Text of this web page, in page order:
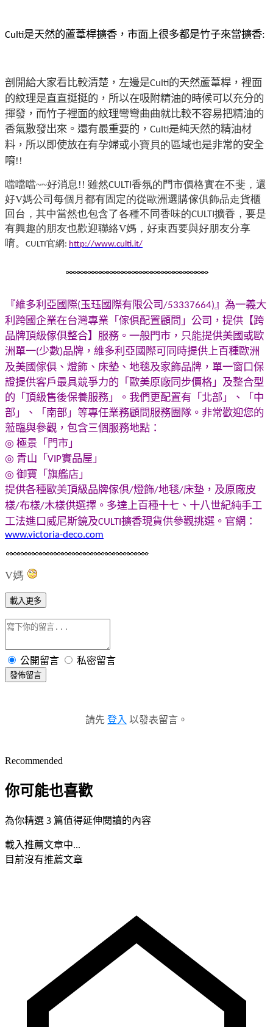
Culti是天然的蘆葦桿擴香，市面上很多都是竹子來當擴香:
剖開給大家看比較清楚，左邊是Culti的天然蘆葦桿，裡面
的紋理是直直挺挺的，所以在吸附精油的時候可以充分的
揮發，而竹子裡面的紋理彎彎曲曲就比較不容易把精油的
香氣散發出來。 還有最重要的， Culti是純天然的精油材
料，所以即使放在有孕婦或小寶貝的區域也是非常的安全
唷!!
噹噹噹~~好消息!! 雖然CULTI 香氛的門市價格實在不斐，還
好V媽公司每個月都有固定的從歐洲選購傢俱飾品走貨櫃
回台，其中當然也包含了各種不同香味的CULTI 擴香，要是
有興趣的朋友也歡迎聯絡V媽，好東西要與好朋友分享
唷。
CULTI 官網 : http://www.culti.it/
『維多利亞國際(玉珏國際有限公司/53337664)』為一義大
利跨國企業在台灣專業「傢俱配置顧問」公司，提供【跨
品牌頂級傢俱整合】服務。一般門市，只能提供美國或歐
洲單一(少數)品牌，維多利亞國際可同時提供上百種歐洲
及美國傢俱、燈飾、床墊、地毯及家飾品牌，單一窗口保
證提供客戶最具競爭力的「歐美原廠同步價格」及整合型
的「頂級售後保養服務」。我們更配置有「北部」、「中
部」、「南部」等專任業務顧問服務團隊。非常歡迎您的
蒞臨與參觀，包含三個服務地點：
◎ 極景「門市」
◎ 青山「 VIP實品屋」
◎ 御寶「旗艦店」
提供各種歐美頂級品牌傢俱/燈飾/地毯/床墊，及原廠皮
樣/布樣/木樣供選擇。多達上百種十七、十八世紀純手工
工法進口威尼斯鏡及CULTI 擴香現貨供參觀挑選 。 官網：
www.victoria-deco.com
V媽
載入更多
公開留言 私密留言
發佈留言
請先 登入 以發表留言。
Recommended
你可能也喜歡
為你精選 3 篇值得延伸閱讀的內容
載入推薦文章中...
目前沒有推薦文章